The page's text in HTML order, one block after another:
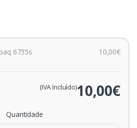
6735s
10,00€
10,00€
(IVA Incluído)
Quantidade